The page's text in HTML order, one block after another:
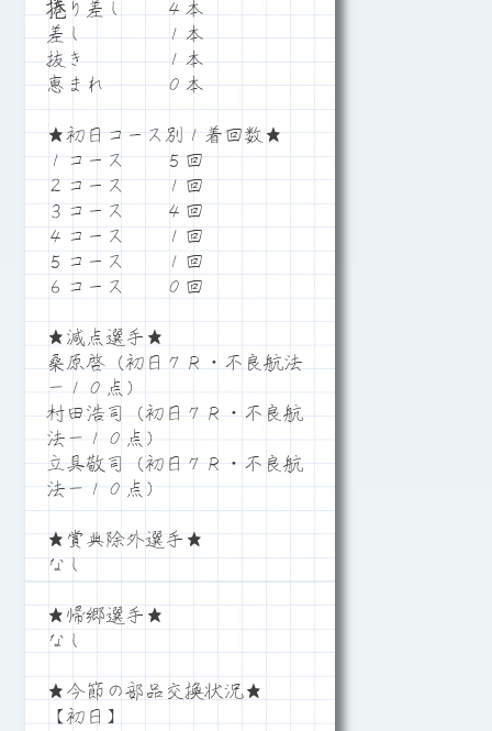
捲り差し ４本
差し １本
抜き １本
恵まれ ０本
★初日コース別１着回数★
１コース ５回
２コース １回
３コース ４回
４コース １回
５コース １回
６コース ０回
★減点選手★
桑原啓（初日７Ｒ・不良航法
－１０点）
村田浩司（初日７Ｒ・不良航
法－１０点）
立具敬司（初日７Ｒ・不良航
法－１０点）
★賞典除外選手★
なし
★帰郷選手★
なし
★今節の部品交換状況★
【初日】